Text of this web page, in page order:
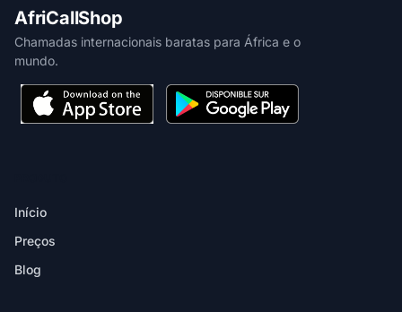
AfriCallShop
Chamadas internacionais baratas para África e o
mundo.
Início
Preços
Blog